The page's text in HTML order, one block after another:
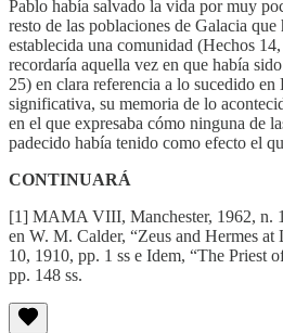
Pablo había salvado la vida por muy
resto de las poblaciones de Galacia
establecida una comunidad (Hechos
recordaría aquella vez en que había
25) en clara referencia a lo sucedido
significativa, su memoria de lo
en el que expresaba cómo ninguna de
padecido había tenido como efecto el
CONTINUARÁ
[1] MAMA VIII, Manchester, 1962, n.
en W. M. Calder, “Zeus and Hermes at
10, 1910, pp. 1 ss e Idem, “The Priest
pp. 148 ss.